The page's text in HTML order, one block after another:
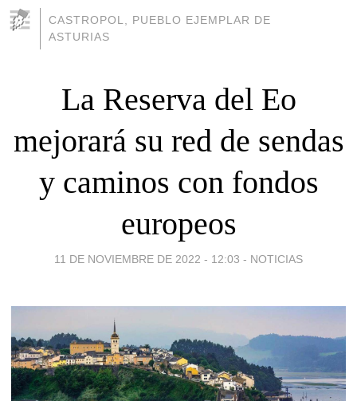
CASTROPOL, PUEBLO EJEMPLAR DE
ASTURIAS
La Reserva del Eo
mejorará su red de sendas
y caminos con fondos
europeos
11 DE NOVIEMBRE DE 2022 - 12:03 - NOTICIAS